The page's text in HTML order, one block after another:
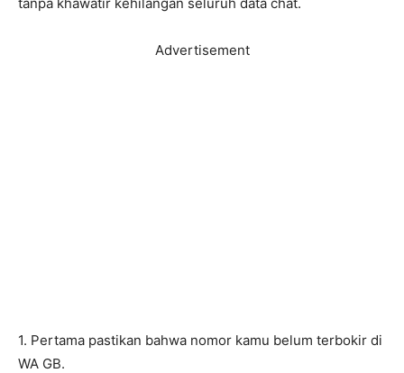
Advertisement
1. Pertama pastikan bahwa nomor kamu belum terbokir di
WA GB.